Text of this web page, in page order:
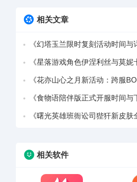
相关文章
《幻塔玉兰限时复刻活动时间与
《星落游戏角色伊涅利丝与莫妮
《食物语陪伴版正式开服时间与
《曙光英雄班衙讼司狴犴新皮肤
相关软件